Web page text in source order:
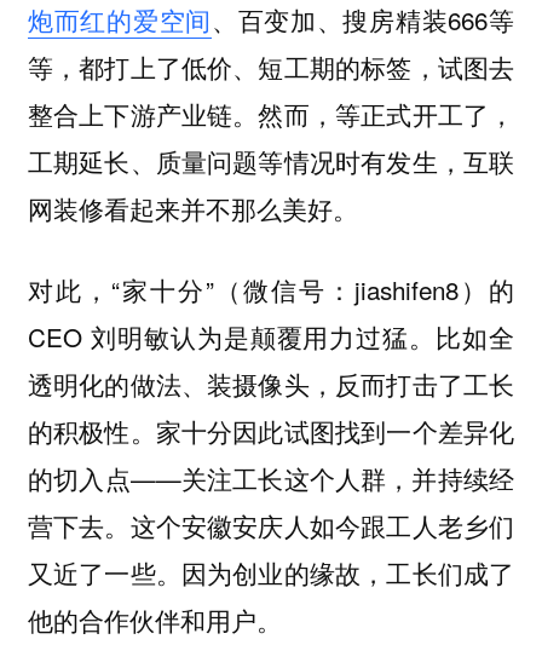
炮而红的爱空间、百变加、搜房精装666等
等，都打上了低价、短工期的标签，试图去
整合上下游产业链。然而，等正式开工了，
工期延长、质量问题等情况时有发生，互联
网装修看起来并不那么美好。
对此，“家十分”（微信号：jiashifen8）的
CEO 刘明敏认为是颠覆用力过猛。比如全
透明化的做法、装摄像头，反而打击了工长
的积极性。家十分因此试图找到一个差异化
的切入点——关注工长这个人群，并持续经
营下去。这个安徽安庆人如今跟工人老乡们
又近了一些。因为创业的缘故，工长们成了
他的合作伙伴和用户。